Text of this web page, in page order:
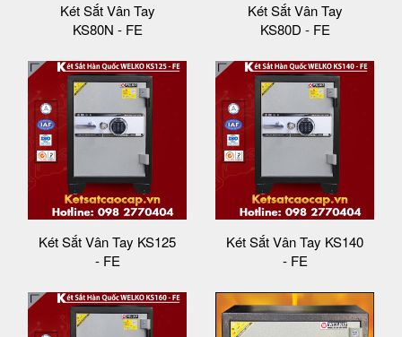
Két Sắt Vân Tay
KS80N - FE
Két Sắt Vân Tay
KS80D - FE
Két Sắt Vân Tay KS125
- FE
Két Sắt Vân Tay KS140
- FE